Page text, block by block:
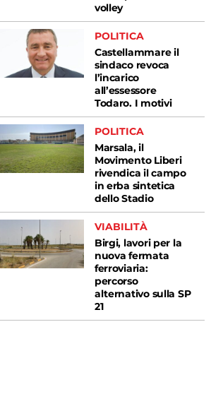
volley
POLITICA
Castellammare il
sindaco revoca
l’incarico
all’essessore
Todaro. I motivi
POLITICA
Marsala, il
Movimento Liberi
rivendica il campo
in erba sintetica
dello Stadio
VIABILITÀ
Birgi, lavori per la
nuova fermata
ferroviaria:
percorso
alternativo sulla SP
21